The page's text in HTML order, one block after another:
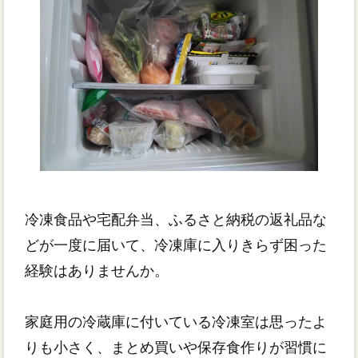
冷凍食品や宅配弁当、ふるさと納税の返礼品な
どが一度に届いて、冷凍庫に入りきらず困った
経験はありませんか。
家庭用の冷蔵庫に付いている冷凍室は思ったよ
りも小さく、まとめ買いや保存食作りが習慣に